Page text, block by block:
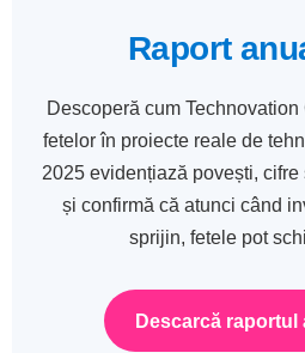
Raport
Descoperă cum
fetelor în proiecte reale de
2025 evidențiază povești,
și confirmă că atunci când
sprijin, fetele pot
Descarcă raportul